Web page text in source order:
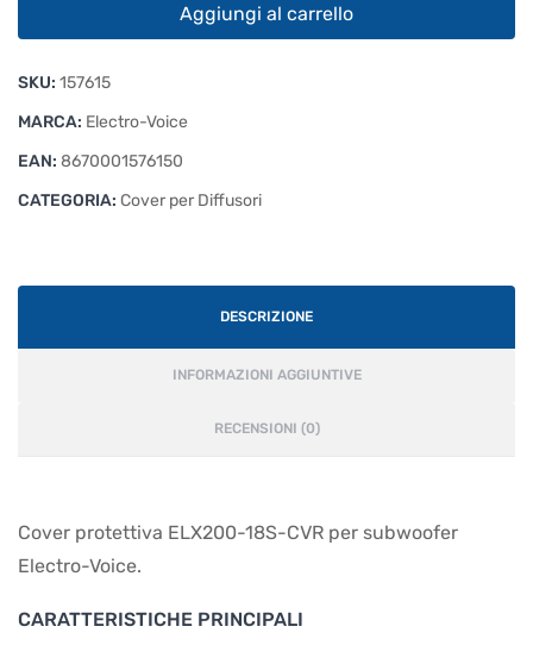
18S
quantità
Aggiungi al carrello
SKU: 157615
MARCA: Electro-Voice
EAN: 8670001576150
CATEGORIA: Cover per Diffusori
DESCRIZIONE
INFORMAZIONI AGGIUNTIVE
RECENSIONI (0)
Cover protettiva ELX200-18S-CVR per subwoofer
Electro-Voice.
CARATTERISTICHE PRINCIPALI